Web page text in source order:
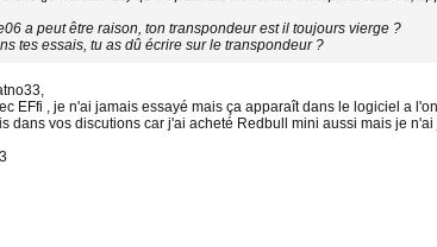
a peut être raison, ton transpondeur est il toujours vierge ?
tes essais, tu as dû écrire sur le transpondeur ?
EFfi , je n'ai jamais essayé mais ça apparaît dans le logiciel a
dans vos discutions car j'ai acheté Redbull mini aussi mais je